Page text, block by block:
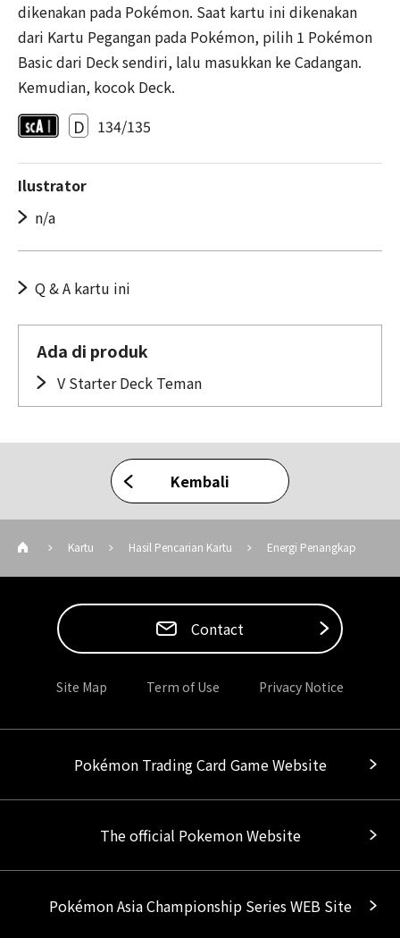
dikenakan pada Pokémon. Saat kartu ini dikenakan
dari Kartu Pegangan pada Pokémon, pilih 1 Pokémon
Basic dari Deck sendiri, lalu masukkan ke Cadangan.
Kemudian, kocok Deck.
D 134/135
Ilustrator
n/a
Q & A kartu ini
Ada di produk
V Starter Deck Teman
Kembali
Kartu Hasil Pencarian Kartu Energi Penangkap
Contact
Site Map Term of Use Privacy Notice
Pokémon Trading Card Game Website
The official Pokemon Website
Pokémon Asia Championship Series WEB Site